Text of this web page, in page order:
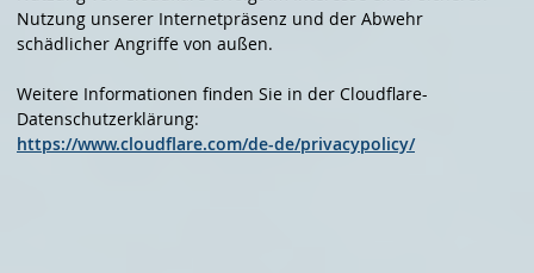
Nutzung unserer Internetpräsenz und der Abwehr
schädlicher Angriffe von außen.
Weitere Informationen finden Sie in der Cloudflare-
Datenschutzerklärung:
https://www.cloudflare.com/de-de/privacypolicy/